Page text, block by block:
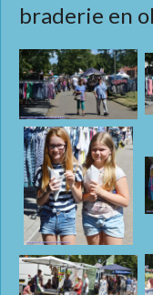
braderie en